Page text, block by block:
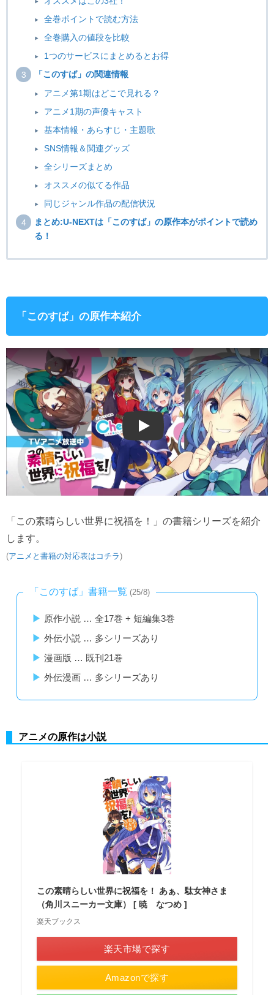
全巻ポイントで読む方法
全巻購入の値段を比較
1つのサービスにまとめるとお得
「このすば」の関連情報
アニメ第1期はどこで見れる？
アニメ1期の声優キャスト
基本情報・あらすじ・主題歌
SNS情報＆関連グッズ
全シリーズまとめ
オススメの似てる作品
同じジャンル作品の配信状況
まとめ:U-NEXTは「このすば」の原作本がポイントで読め
る！
「このすば」の原作本紹介
Play
「この素晴らしい世界に祝福を！」の書籍シリーズを紹介
します。
(アニメと書籍の対応表はコチラ)
「このすば」書籍一覧 (25/8)
原作小説 … 全17巻 + 短編集3巻
外伝小説 … 多シリーズあり
漫画版 … 既刊21巻
外伝漫画 … 多シリーズあり
アニメの原作は小説
この素晴らしい世界に祝福を！ あぁ、駄女神さま
（角川スニーカー文庫） [ 暁 なつめ ]
楽天ブックス
楽天市場で探す
Amazonで探す